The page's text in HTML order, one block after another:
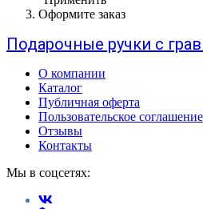
Оформите заказ
Подарочные ручки с
О компании
Каталог
Публичная оферта
Пользовательское соглашение
Отзывы
Контакты
Мы в соцсетях: